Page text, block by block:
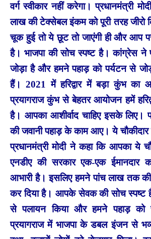
वर्ग स्वीकार नहीं करेगा। प्रधानमंत्री
लाख की टेक्सेबल इंकम को पूरी तरह जीरो
चूक हुई तो ये छूट तो जाएंगी ही और आप
है। भाजपा की सोच स्पष्ट है। कांग्रेस ने
जोड़ा है और हमने पहाड़ को पर्यटन से
हैं। 2021 में हरिद्वार में बड़ा कुंभ का
प्रयागराज कुंभ से बेहतर आयोजन हमें
है। आपका आशीर्वाद चाहिए इसके लिए।
की जवानी पहाड़ के काम आए। ये चौकीदार
प्रधानमंत्री मोदी ने कहा कि आपका ये
एनडीए की सरकार एक-एक ईमानदार
आभारी है। इसलिए हमने पांच लाख तक
कर दिया है। आपके सेवक की सोच स्पष्ट
से पलायन किया और हमने पहाड़ को
प्रयागराज में भाजपा के डबल इंजन से